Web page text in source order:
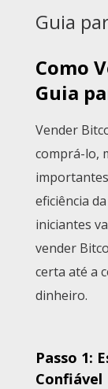
Guia
Como
Guia
Vender
comprá-lo,
eficiência
iniciantes
vender
certa até a
dinheiro.
Passo 1:
Confiável